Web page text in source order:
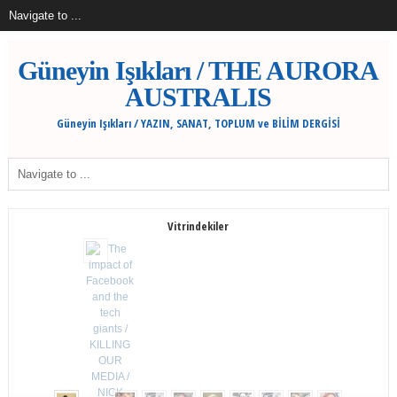
Güneyin Işıkları / THE AURORA
AUSTRALIS
Güneyin Işıkları / YAZIN, SANAT, TOPLUM ve BİLİM DERGİSİ
Vitrindekiler